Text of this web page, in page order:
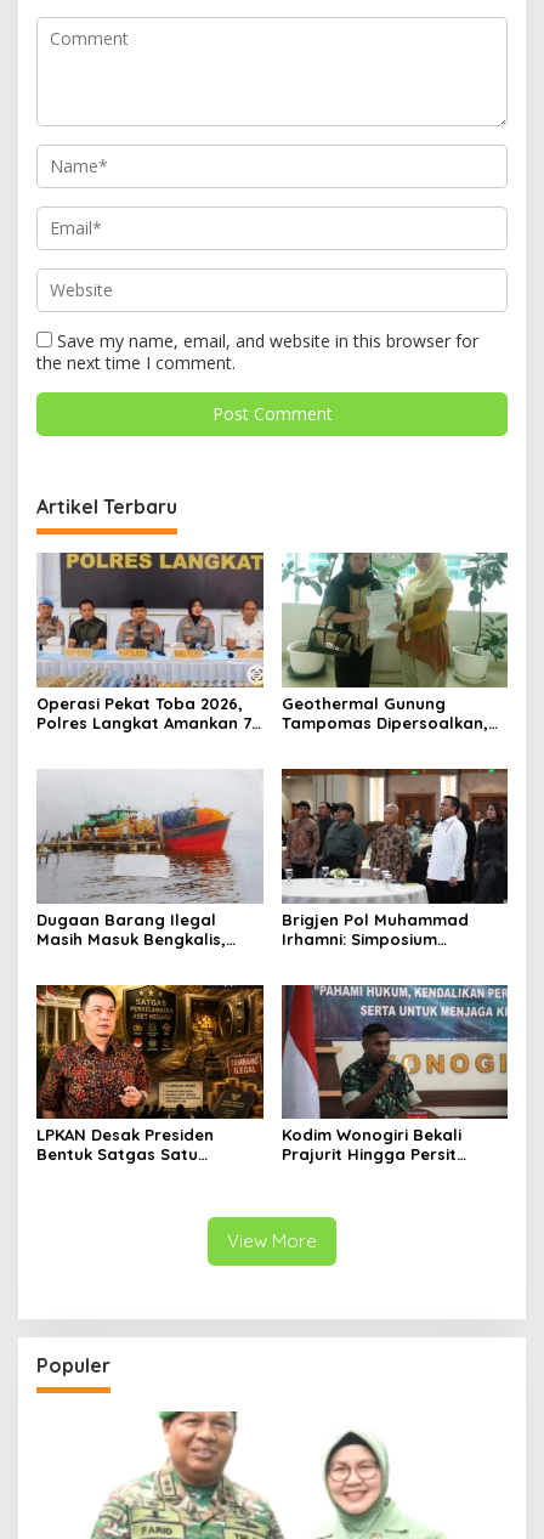
Save my name, email, and website in this browser for
the next time I comment.
Artikel Terbaru
Operasi Pekat Toba 2026,
Polres Langkat Amankan 77
Geothermal Gunung
Tampomas Dipersoalkan,
Barat
Dugaan Barang Ilegal
Masih Masuk Bengkalis,
Brigjen Pol Muhammad
Irhamni: Simposium
Penegakan Hukum
Lingkungan
LPKAN Desak Presiden
Bentuk Satgas Satu
Kodim Wonogiri Bekali
Prajurit Hingga Persit
View More
Populer